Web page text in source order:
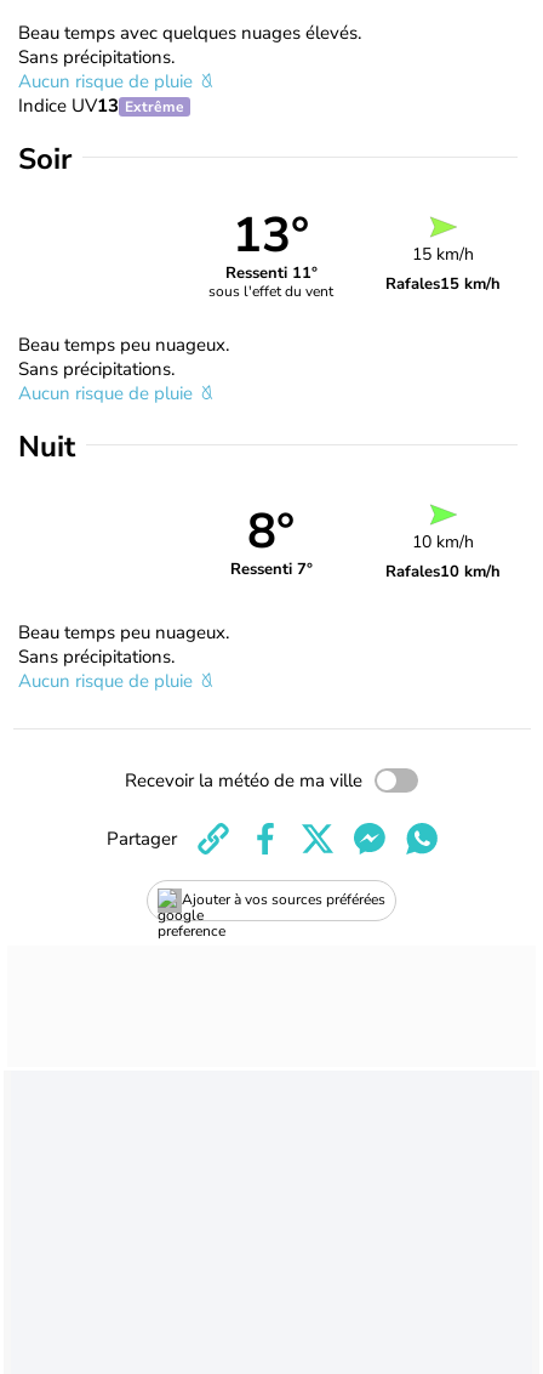
Beau temps avec quelques nuages élevés.
Sans précipitations.
Aucun risque de pluie
Indice UV13 Extrême
Soir
13°
Ressenti 11°
sous l'effet du vent
15 km/h
Rafales15 km/h
Beau temps peu nuageux.
Sans précipitations.
Aucun risque de pluie
Nuit
8°
Ressenti 7°
10 km/h
Rafales10 km/h
Beau temps peu nuageux.
Sans précipitations.
Aucun risque de pluie
Recevoir la météo de ma ville
Ajouter à vos sources préférées
Partager